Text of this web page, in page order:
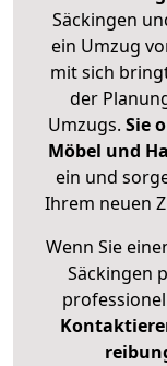
Säckingen
ein Umzug
mit sich
der
Umzugs. Sie
Möbel und
ein und
Ihrem neuen
Wenn Sie
Säckingen